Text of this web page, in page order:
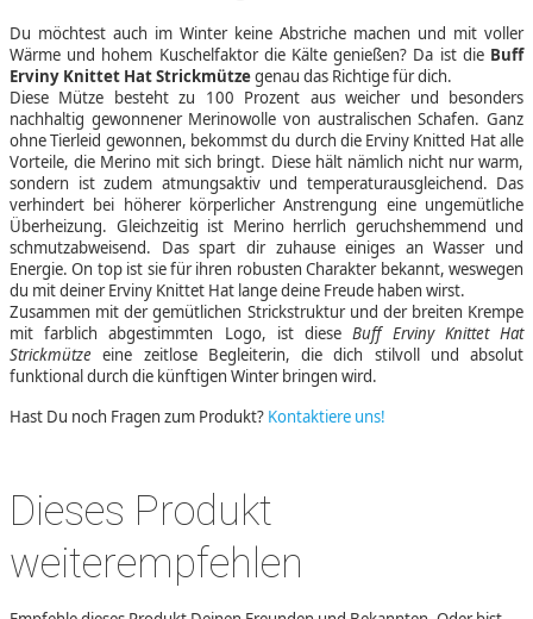
Du möchtest auch im Winter keine Abstriche machen und mit voller
Wärme und hohem Kuschelfaktor die Kälte genießen? Da ist die Buff
Erviny Knittet Hat Strickmützegenau das Richtige für dich.
Diese Mütze besteht zu 100 Prozent aus weicher und besonders
nachhaltig gewonnener Merinowolle von australischen Schafen. Ganz
ohne Tierleid gewonnen, bekommst du durch die Erviny Knitted Hat alle
Vorteile, die Merino mit sich bringt. Diese hält nämlich nicht nur warm,
sondern ist zudem atmungsaktiv und temperaturausgleichend. Das
verhindert bei höherer körperlicher Anstrengung eine ungemütliche
Überheizung. Gleichzeitig ist Merino herrlich geruchshemmend und
schmutzabweisend. Das spart dir zuhause einiges an Wasser und
Energie. On top ist sie für ihren robusten Charakter bekannt, weswegen
du mit deiner Erviny Knittet Hat lange deine Freude haben wirst.
Zusammen mit der gemütlichen Strickstruktur und der breiten Krempe
mit farblich abgestimmten Logo, ist dieseBuff Erviny Knittet Hat
Strickmütze eine zeitlose Begleiterin, die dich stilvoll und absolut
funktional durch die künftigen Winter bringen wird.
Hast Du noch Fragen zum Produkt? Kontaktiere uns!
Dieses Produkt
weiterempfehlen